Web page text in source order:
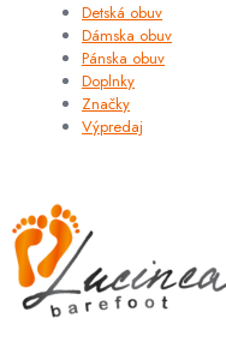
Detská obuv
Dámska obuv
Pánska obuv
Doplnky
Značky
Výpredaj